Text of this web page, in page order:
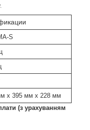
S
х 395 мм х 228 мм
(з урахуванням